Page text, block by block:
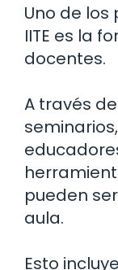
Uno de
IITE es la
docentes.
A través
pueden
aula.
Esto